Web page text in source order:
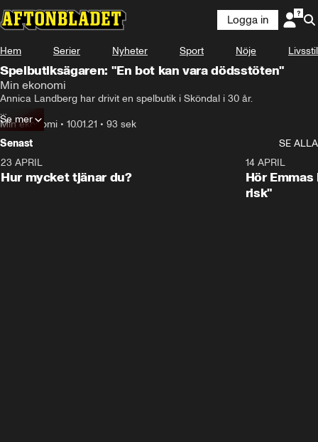
Logga in
Hem Serier Nyheter Sport Nöje Livsstil
Spelbutiksägaren: "En bot kan vara dödsstöten"
Min ekonomi
Annica Landberg har drivit en spelbutik i Sköndal i 30 år.
Men familjeföretaget går på knäna under coronakrisen – och den nya
pandemilagen kan innebära ”dödsstöten”, menar hon.
Min ekonomi • 10.01.21 • 93 sek
Se mer
Senast
SE ALLA
23 APRIL
Hur mycket tjänar du?
14 APRIL
Hör
risk"